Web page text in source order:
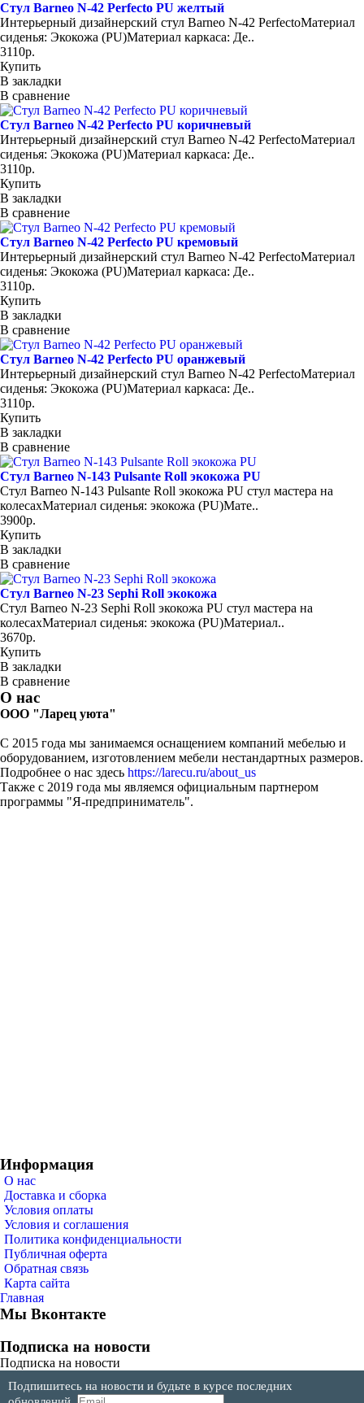
Стул Barneo N-42 Perfecto PU желтый
Интерьерный дизайнерский cтул Barneo N-42 PerfectoМатериал
сиденья: Экокожа (PU)Материал каркаса: Де..
3110р.
Купить
В закладки
В сравнение
Стул Barneo N-42 Perfecto PU коричневый
Интерьерный дизайнерский cтул Barneo N-42 PerfectoМатериал
сиденья: Экокожа (PU)Материал каркаса: Де..
3110р.
Купить
В закладки
В сравнение
Стул Barneo N-42 Perfecto PU кремовый
Интерьерный дизайнерский cтул Barneo N-42 PerfectoМатериал
сиденья: Экокожа (PU)Материал каркаса: Де..
3110р.
Купить
В закладки
В сравнение
Стул Barneo N-42 Perfecto PU оранжевый
Интерьерный дизайнерский cтул Barneo N-42 PerfectoМатериал
сиденья: Экокожа (PU)Материал каркаса: Де..
3110р.
Купить
В закладки
В сравнение
Стул Barneo N-143 Pulsante Roll экокожа PU
Стул Barneo N-143 Pulsante Roll экокожа PU стул мастера на
колесахМатериал сиденья: экокожа (PU)Мате..
3900р.
Купить
В закладки
В сравнение
Стул Barneo N-23 Sephi Roll экокожа
Cтул Barneo N-23 Sephi Roll экокожа PU стул мастера на
колесахМатериал сиденья: экокожа (PU)Материал..
3670р.
Купить
В закладки
В сравнение
О нас
ООО "Ларец уюта"
С 2015 года мы занимаемся оснащением компаний мебелью и
оборудованием, изготовлением мебели нестандартных размеров.
Подробнее о нас здесь https://larecu.ru/about_us
Также с 2019 года мы являемся официальным партнером
программы "Я-предприниматель".
Информация
О нас
Доставка и сборка
Условия оплаты
Условия и соглашения
Политика конфиденциальности
Публичная оферта
Обратная связь
Карта сайта
Главная
Мы Вконтакте
Подписка на новости
Подписка на новости
Подпишитесь на новости и будьте в курсе последних